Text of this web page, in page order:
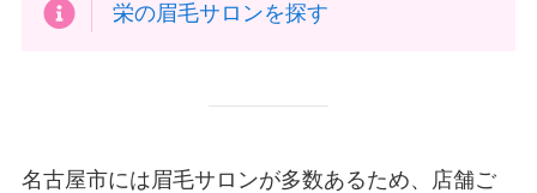
栄の眉毛サロンを探す
名古屋市には眉毛サロンが多数あるため、店舗ご